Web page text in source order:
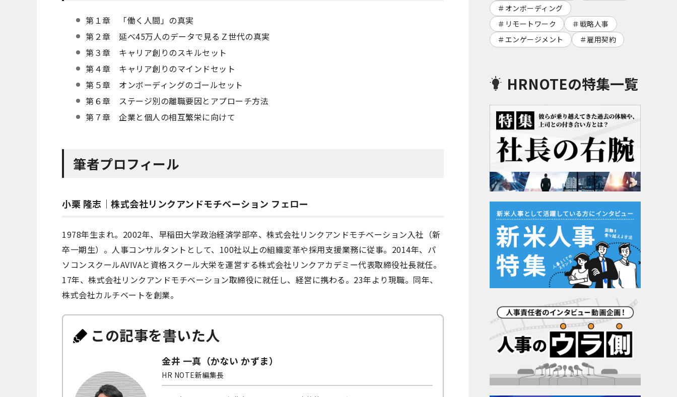
第１章 「働く人間」の真実
第２章 延べ45万人のデータで見るＺ世代の真実
第３章 キャリア創りのスキルセット
第４章 キャリア創りのマインドセット
第５章 オンボーディングのゴールセット
第６章 ステージ別の離職要因とアプローチ方法
第７章 企業と個人の相互繁栄に向けて
筆者プロフィール
小栗 隆志｜株式会社リンクアンドモチベーション フェロー
1978年生まれ。2002年、早稲田大学政治経済学部卒、株式会社リンクアンドモチベーション入社（新
卒一期生）。人事コンサルタントとして、100社以上の組織変革や採用支援業務に従事。2014年、パ
ソコンスクールAVIVAと資格スクール大栄を運営する株式会社リンクアカデミー代表取締役社長就任。
17年、株式会社リンクアンドモチベーション取締役に就任し、経営に携わる。23年より現職。同年、
株式会社カルチベートを創業。
この記事を書いた人
金井 一真（かない かずま）
HR NOTE新編集長
オンボーディング
リモートワーク
戦略人事
エンゲージメント
雇用契約
HRNOTEの特集一覧